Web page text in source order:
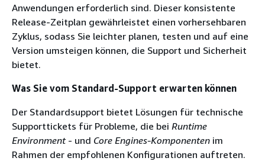
Anwendungen erforderlich sind. Dieser konsistente
Release-Zeitplan gewährleistet einen vorhersehbaren
Zyklus, sodass Sie leichter planen, testen und auf eine
Version umsteigen können, die Support und Sicherheit
bietet.
Was Sie vom Standard-Support erwarten können
Der Standardsupport bietet Lösungen für technische
Supporttickets für Probleme, die bei Runtime
Environment- und Core Engines-Komponenten im
Rahmen der empfohlenen Konfigurationen auftreten.